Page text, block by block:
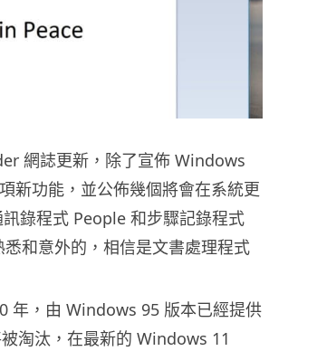
網誌更新，除了宣佈 Windows
新功能，並公佈幾個將會在系統更
錄程式 People 和步驟記錄程式
和意外的，相信是文書處理程式
年，由 Windows 95 版本已經提供
淘汰，在最新的 Windows 11